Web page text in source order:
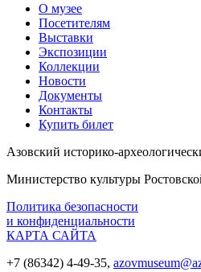
О музее
Посетителям
Выставки
Экспозиции
Коллекции
Новости
Документы
Контакты
Купить билет
Азовский
Министерство культуры
Политика безопасности
и конфиденциальности
КАРТА САЙТА
+7 (86342) 4-49-35,